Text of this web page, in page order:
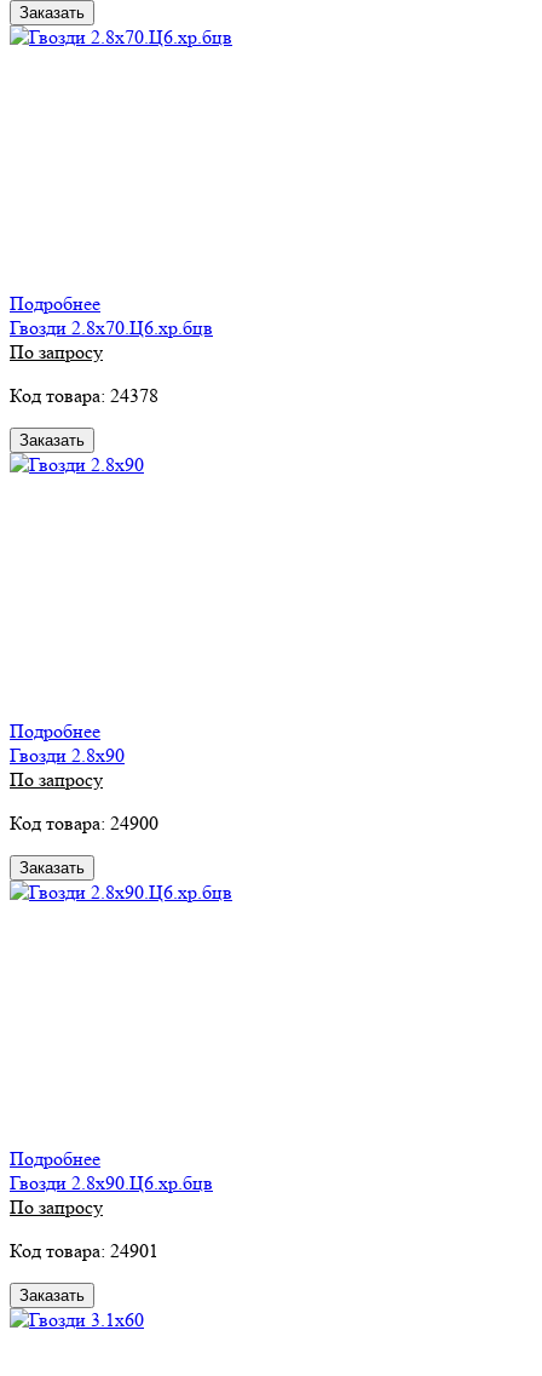
Заказать
Подробнее
Гвозди 2.8х70.Ц6.хр.бцв
По запросу
Код товара: 24378
Заказать
Подробнее
Гвозди 2.8х90
По запросу
Код товара: 24900
Заказать
Подробнее
Гвозди 2.8х90.Ц6.хр.бцв
По запросу
Код товара: 24901
Заказать